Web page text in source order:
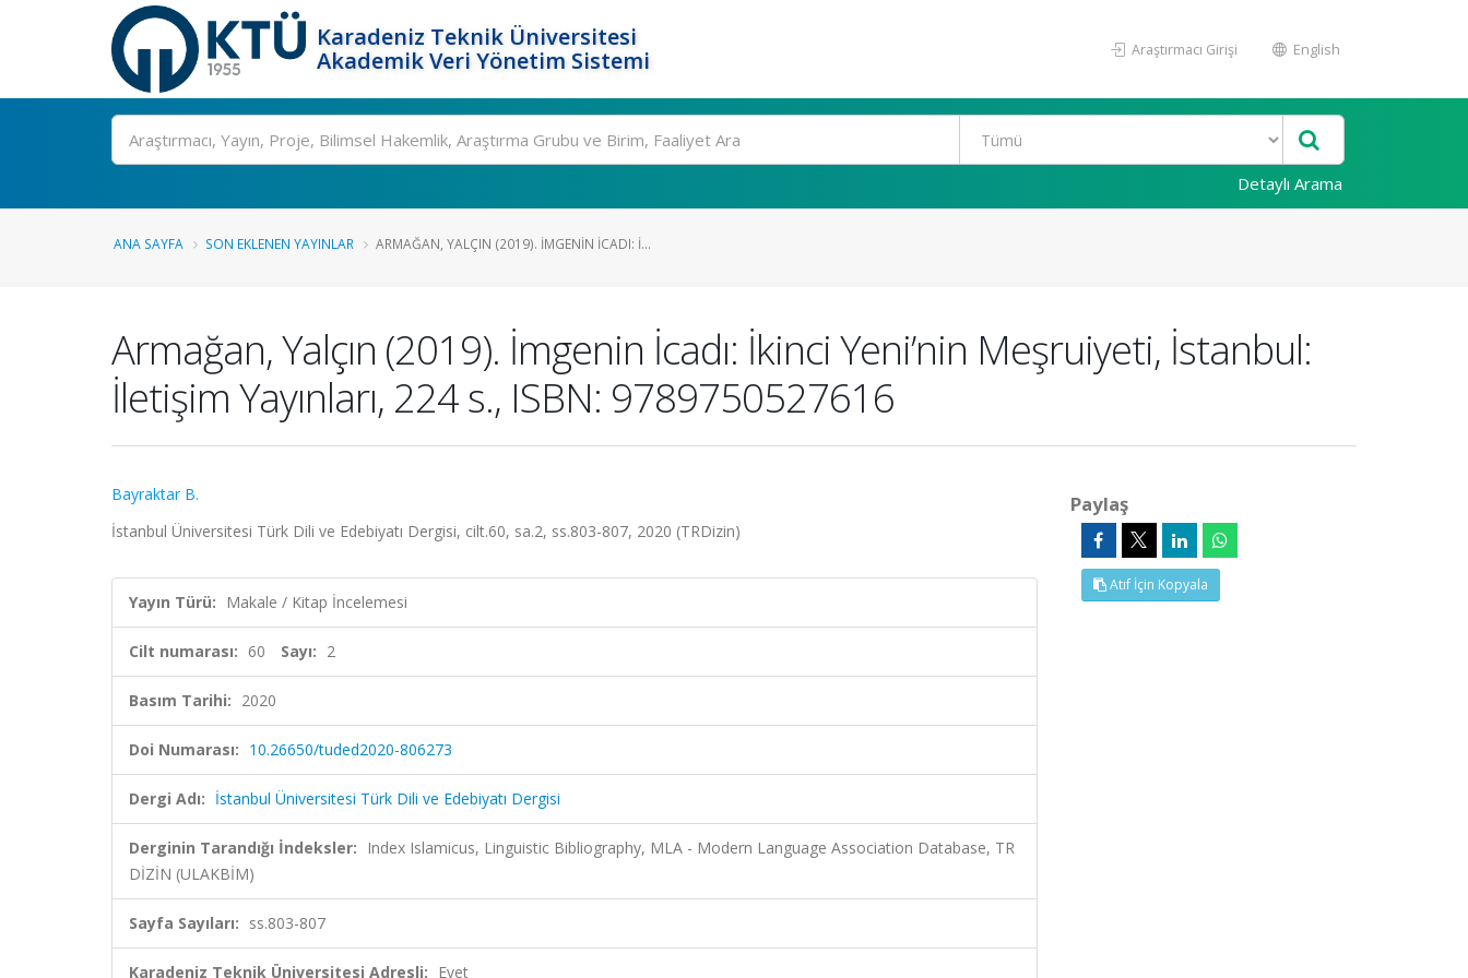
Karadeniz Teknik Üniversitesi
Akademik Veri Yönetim Sistemi
Araştırmacı Girişi English
Ara
Detaylı Arama
ANA SAYFA SON EKLENEN YAYINLAR ARMAĞAN, YALÇIN (2019). İMGENIN İCADI: İ...
Armağan, Yalçın (2019). İmgenin İcadı: İkinci Yeni’nin Meşruiyeti, İstanbul:
İletişim Yayınları, 224 s., ISBN: 9789750527616
Bayraktar B.
İstanbul Üniversitesi Türk Dili ve Edebiyatı Dergisi, cilt.60, sa.2, ss.803-807, 2020 (TRDizin)
Yayın Türü: Makale / Kitap İncelemesi
Cilt numarası: 60 Sayı: 2
Basım Tarihi: 2020
Doi Numarası: 10.26650/tuded2020-806273
Dergi Adı: İstanbul Üniversitesi Türk Dili ve Edebiyatı Dergisi
Derginin Tarandığı İndeksler: Index Islamicus, Linguistic Bibliography, MLA - Modern Language Association Database, TR
DİZİN (ULAKBİM)
Sayfa Sayıları: ss.803-807
Karadeniz Teknik Üniversitesi Adresli: Evet
Paylaş
Atıf İçin Kopyala